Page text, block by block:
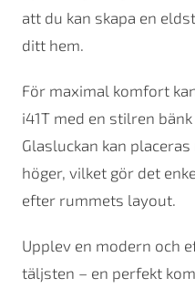
att du kan skapa en
ditt hem.
För maximal komfort
i41T med en stilren
Glasluckan kan
höger, vilket gör det
efter rummets layout.
Upplev en modern och
täljsten – en perfekt